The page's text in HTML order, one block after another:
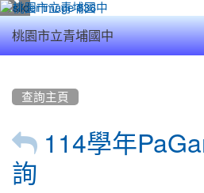
桃園市立青埔國中
查詢主頁
114學年
詢